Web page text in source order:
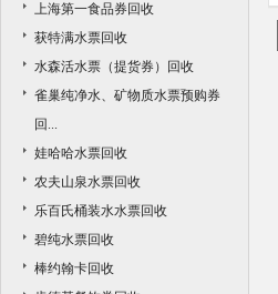
上海第一食品券回收
获特满水票回收
水森活水票（提货券）回收
雀巢纯净水、矿物质水票预购券
回...
娃哈哈水票回收
农夫山泉水票回收
乐百氏桶装水水票回收
碧纯水票回收
棒约翰卡回收